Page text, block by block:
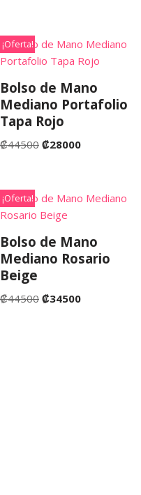
¡Oferta!
Bolso de Mano
Mediano Portafolio
Tapa Rojo
₡44500 ₡28000
¡Oferta!
Bolso de Mano
Mediano Rosario
Beige
₡44500 ₡34500